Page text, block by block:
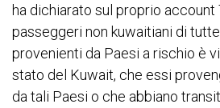
ha dichiarato sul proprio account
passeggeri non kuwaitiani di
provenienti da Paesi a rischio è
stato del Kuwait, che essi
da tali Paesi o che abbiano